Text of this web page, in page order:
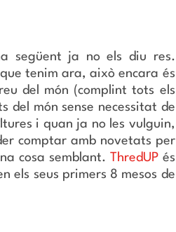
següent ja no els diu res.
tenim ara, això encara és
del món (complint tots els
del món sense necessitat de
i quan ja no les vulguin,
comptar amb novetats per
cosa semblant.
ThredUPés
els seus primers 8 mesos de